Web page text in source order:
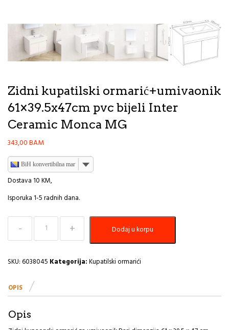
Zidni kupatilski ormarić+umivaonik
61×39.5x47cm pvc bijeli Inter
Ceramic Monca MG
343,00BAM
BiH konvertibilna marka
Dostava 10 KM,
Isporuka 1-5 radnih dana.
Zidni
kupatilski
ormarić+umivaonik
pvc
Inter
Monca
Dodaj u korpu
SKU:6038045 Kategorija:Kupatilski ormarići
OPIS
Opis